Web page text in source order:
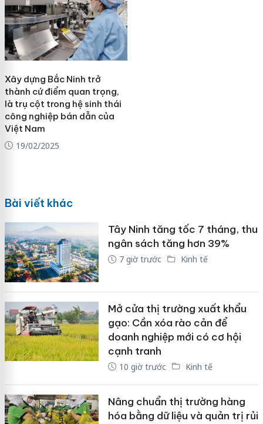
Xây dựng Bắc Ninh trở
thành cứ điểm quan trọng,
là trụ cột trong hệ sinh thái
công nghiệp bán dẫn của
Việt Nam
19/02/2025
Bài viết khác
Tây Ninh tăng tốc 7 tháng, thu
ngân sách tăng hơn 39%
7 giờ trước Kinh tế
Mở cửa thị trường xuất khẩu
gạo: Cần xóa rào cản để
doanh nghiệp mới có cơ hội
cạnh tranh
10 giờ trước Kinh tế
Nâng chuẩn thị trường hàng
hóa bằng dữ liệu và quản trị rủi